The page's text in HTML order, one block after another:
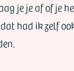
je je af of je
dat had ik zelf